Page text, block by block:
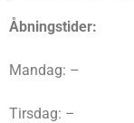
Åbningstider:
Mandag: –
Tirsdag: –